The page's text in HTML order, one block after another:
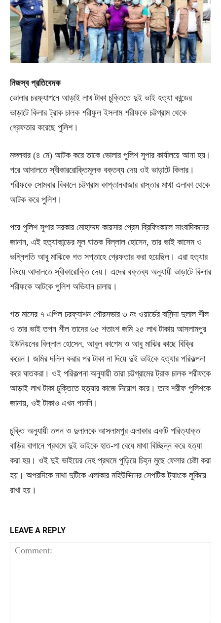
নিজস্ব প্রতিবেদক
ভোলার চরফ্যাশনে আড়াই লাখ টাকা চুক্তিতে দুই ভাই হত্যা কান্ডের
ভাড়াটে কিলার ট্রাক চালক শরীফুল ইসলাম শরীফকে চট্টগ্রাম থেকে
গ্রেফতার করেছে পুলিশ।
মঙ্গলবার (৪ মে) আটক করে তাকে ভোলার পুলিশ সুপার কার্যালয়ে আনা হয়।
পরে আদালতে স্বীকাররোক্তিমূলক বক্তব্য দেয় ওই ভাড়াটে কিলার।
শরীফকে সোমবার বিকালে চট্টগ্রাম কাপ্তানবাজার রাস্তার মাথা এলাকা থেকে
আটক করে পুলিশ।
পরে পুলিশ সুপার সরকার মোহাম্মদ কায়সার প্রেস ব্রিফিংকালে সাংবাদিকদের
জানান, এই হত্যাকান্ডের মূল ঘাতক বিল্লাল হোসেন, তার ভাই কাসেম ও
ভগ্নিপতি আবু মাঝিকে গত সপ্তাহে গ্রেফতার করা হয়েছিল। এরা হত্যার
বিষয়ে আদালতে স্বীকারোক্তি দেয়। এদের বক্তব্য অনুযায়ী ভাড়াটে কিলার
শরীফকে আটকে পুলিশ অভিযান চালায়।
গত মাসের ৭ এপিল চরফ্যাশন পৌরসভার ৩ নং ওয়ার্ডের বাসিন্দা দুলাল শীল
ও তার ভাই তপন শীল তাদের ৬৫ শতাংশ জমি ২৫ লাখ টাকায় আসলামপুর
ইউনিয়নের বিল্লাল হোসেন, আবুল কাশেম ও আবু মাঝির কাছে বিক্রি
করেন। জমির দলিল করার পর টাকা না দিয়ে দুই ভাইকে হত্যার পরিকল্পনা
করে ঘাতকরা। ওই পরিকল্পনা অনুযায়ী তারা চট্টগ্রামের ট্রাক চালক শরীফকে
আড়াই লাখ টাকা চুক্তিতে হত্যার কাজে নিয়োগ করে। তবে শরীফ পুলিশকে
জানায়, ওই টাকাও এখন পাননি।
চুক্তি অনুযায়ী তপন ও দুলালকে আসলামপুর এলাকার একটি পরিত্যাক্ত
বাড়ির বাগানে প্রথমে দুই ভাইকে হাত-পা বেধে মাথা বিচ্ছিন্ন করে হত্যা
করা হয়। ওই দুই ভাইয়ের দেহ প্রথমে পুড়িয়ে চিহ্ন মুছে ফেলার চেষ্টা করা
হয়। অপরদিকে মাথা দুটিকে এলাকার মহিউদ্দিনের সেপটিক ট্যাংকে লুকিয়ে
রাখা হয়।
LEAVE A REPLY